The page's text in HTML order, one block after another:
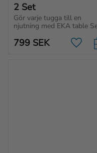
2 Set
Gör varje tugga till en
njutning med EKA table
dig som uppskattar
kvalitet och svenskt
799 SEK Lägg